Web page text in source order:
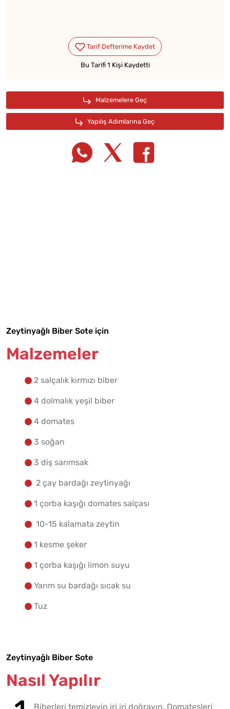
Bu Tarifi 1 Kişi Kaydetti
Zeytinyağlı Biber Sote için
Malzemeler
2 salçalık kırmızı biber
4 dolmalık yeşil biber
4 domates
3 soğan
3 diş sarımsak
2 çay bardağı zeytinyağı
1 çorba kaşığı domates salçası
10-15 kalamata zeytin
1 kesme şeker
1 çorba kaşığı limon suyu
Yarım su bardağı sıcak su
Tuz
Zeytinyağlı Biber Sote
Nasıl Yapılır
Biberleri temizleyip iri iri doğrayın. Domatesleri